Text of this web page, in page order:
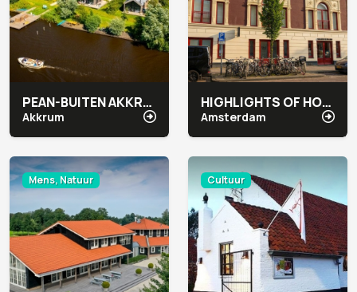
PEAN-BUITEN AKKRUM
Akkrum
HIGHLIGHTS OF HOLLAND
Amsterdam
Mens, Natuur Cultuur